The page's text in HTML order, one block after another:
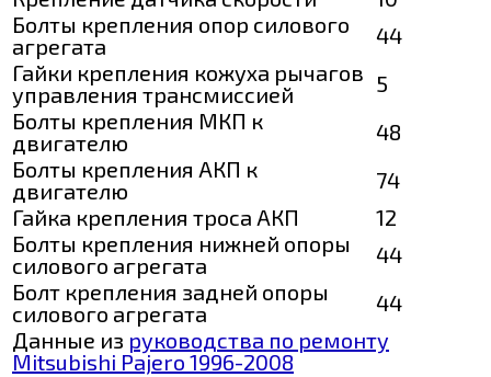
Болты крепления опор силового
агрегата
44
Гайки крепления кожуха рычагов
управления трансмиссией
5
Болты крепления МКП к
двигателю
48
Болты крепления АКП к
двигателю
74
Гайка крепления троса АКП
12
Болты крепления нижней опоры
силового агрегата
44
Болт крепления задней опоры
силового агрегата
44
Данные из руководства по ремонту
Mitsubishi Pajero 1996-2008